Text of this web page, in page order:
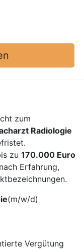
zum
Radiologie
zu 170.000 Euro
Erfahrung,
(m/w/d)
Vergütung